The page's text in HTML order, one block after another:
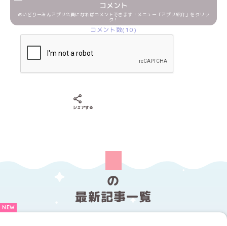
コメント
めいどりーみんアプリ会員になればコメントできます！メニュー「アプリ紹介」をクリッ
ク！
コメント数(10)
シェアする
の
最新記事一覧